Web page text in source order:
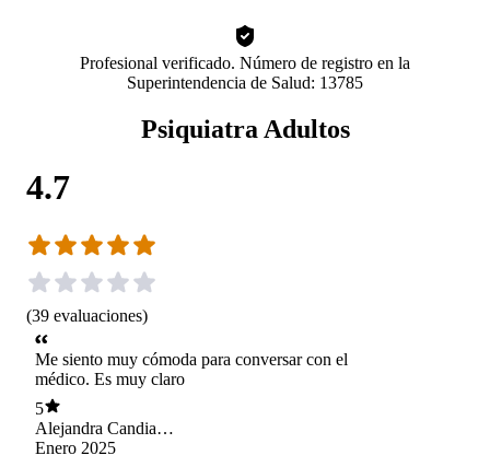
Profesional verificado. Número de registro en la
Superintendencia de Salud: 13785
Psiquiatra Adultos
4.7
(39 evaluaciones)
Me siento muy cómoda para conversar con el
médico. Es muy claro
5
Alejandra Candia
Alvarez
Enero 2025